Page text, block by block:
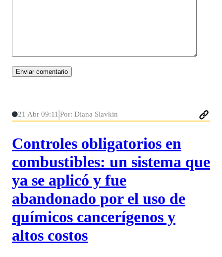
21 Abr 09:11 Por: Diana Slavkin
Controles obligatorios en
combustibles: un sistema que
ya se aplicó y fue
abandonado por el uso de
químicos cancerígenos y
altos costos